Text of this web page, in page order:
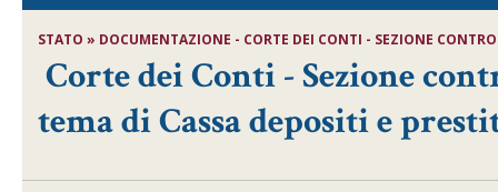
STATO » DOCUMENTAZIONE - CORTE DEI CONTI - SEZIONE
Corte dei Conti - Sezione
tema di Cassa depositi e